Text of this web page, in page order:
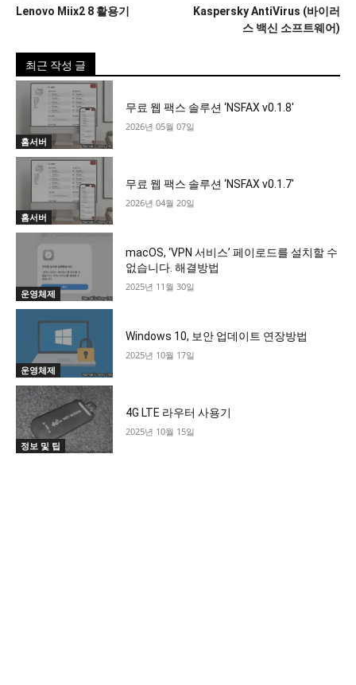
Lenovo Miix2 8 활용기
Kaspersky AntiVirus (바이러
스 백신 소프트웨어)
최근 작성 글
홈서버
무료 웹 팩스 솔루션 ‘NSFAX v0.1.8′
2026년 05월 07일
홈서버
무료 웹 팩스 솔루션 ‘NSFAX v0.1.7′
2026년 04월 20일
운영체제
macOS, ‘VPN 서비스’ 페이로드를 설치할 수
없습니다. 해결방법
2025년 11월 30일
운영체제
Windows 10, 보안 업데이트 연장방법
2025년 10월 17일
정보 및 팁
4G LTE 라우터 사용기
2025년 10월 15일